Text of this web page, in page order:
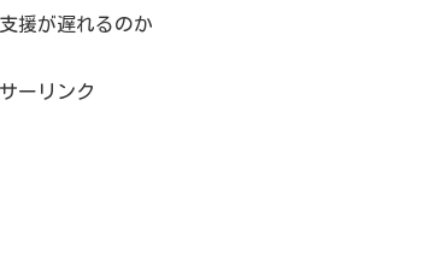
援が遅れるのか
ーリンク